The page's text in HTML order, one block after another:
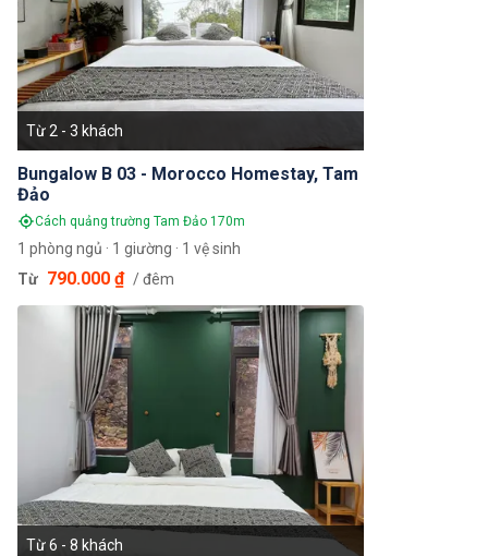
Bungalow B 03 - Morocco Homestay, Tam
Đảo
Cách quảng trường Tam Đảo 170m
Từ 2 - 3 khách
1 phòng ngủ · 1 giường · 1 vệ sinh
Từ 790.000 ₫ / đêm
Từ 6 - 8 khách